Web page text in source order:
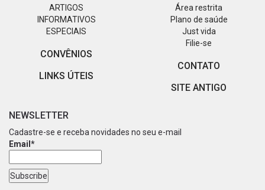
ARTIGOS
INFORMATIVOS
ESPECIAIS
CONVÊNIOS
LINKS ÚTEIS
Área restrita
Plano de saúde
Just vida
Filie-se
CONTATO
SITE ANTIGO
NEWSLETTER
Cadastre-se e receba novidades no seu e-mail
Email*